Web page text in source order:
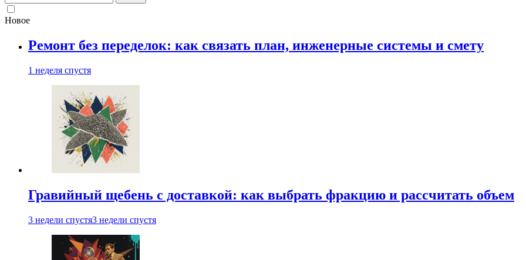
Новое
Ремонт без переделок: как связать план, инженерные системы и смету
1 неделя спустя
Гравийный щебень с доставкой: как выбрать фракцию и рассчитать объем
3 недели спустя3 недели спустя